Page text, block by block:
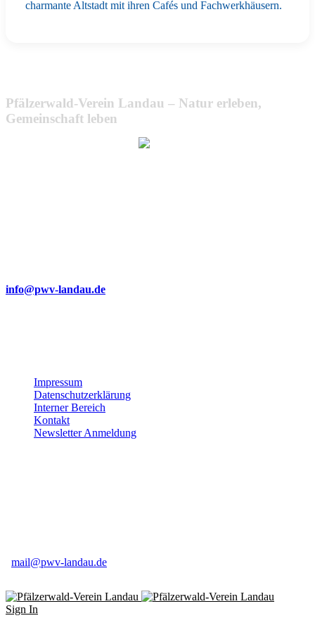
charmante Altstadt mit ihren Cafés und Fachwerkhäusern.
Pfälzerwald-Verein Landau – Natur erleben,
Gemeinschaft leben
info@pwv-landau.de
Impressum
Datenschutzerklärung
Interner Bereich
Kontakt
Newsletter Anmeldung
mail@pwv-landau.de
Sign In